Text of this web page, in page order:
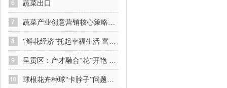
蔬菜出口
蔬菜产业创意营销核心策略：从 “卖蔬菜” 到 “卖生活方式”​
“鲜花经济”托起幸福生活 富民县以全链条监督护航花卉产业发展
呈贡区：产才融合“花”开艳 智力引擎“贡”献强
球根花卉种球“卡脖子”问题如何破局？专家呼吁加速国产化进程